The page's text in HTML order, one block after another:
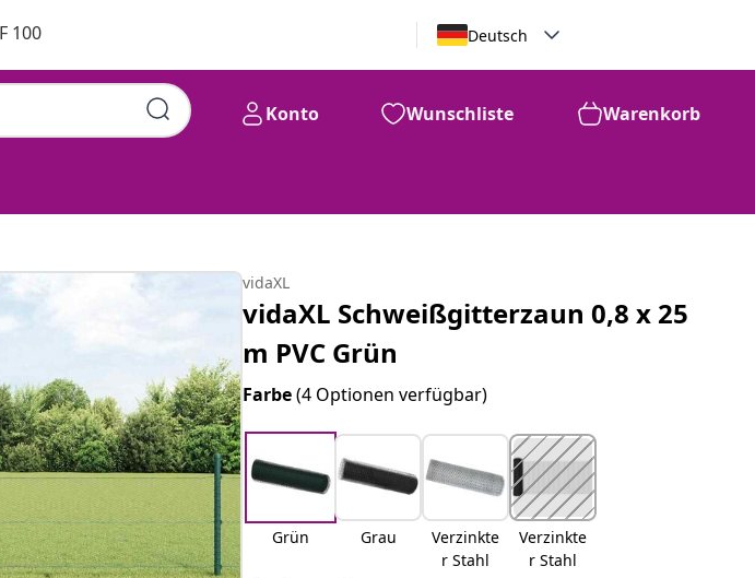
100 Deutsch
Konto Wunschliste Warenkorb
vidaXL
vidaXL Schweißgitterzaun 0,8 x 25
m PVC Grün
Farbe(4 Optionen verfügbar)
Grün Grau
Verzinkte
r Stahl
Verzinkte
r Stahl